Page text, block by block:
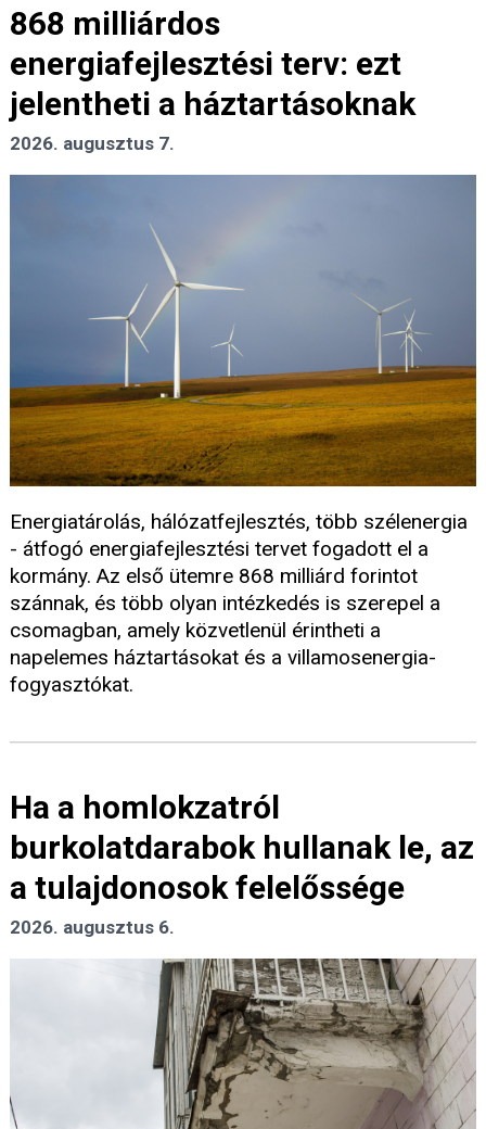
868 milliárdos
energiafejlesztési terv: ezt
jelentheti a háztartásoknak
2026. augusztus 7.
Energiatárolás, hálózatfejlesztés, több szélenergia
- átfogó energiafejlesztési tervet fogadott el a
kormány. Az első ütemre 868 milliárd forintot
szánnak, és több olyan intézkedés is szerepel a
csomagban, amely közvetlenül érintheti a
napelemes háztartásokat és a villamosenergia-
fogyasztókat.
Ha a homlokzatról
burkolatdarabok hullanak le, az
a tulajdonosok felelőssége
2026. augusztus 6.